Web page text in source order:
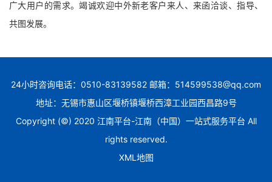
广大用户的需求。竭诚欢迎中外新老客户来人、来函洽谈、指导、
共图发展。
24小时咨询电话：0510-83139582 邮箱：514599538@qq.com
地址：无锡市惠山区堰桥镇堰桥西漳工业园西昌路9号
Copyright (©) 2020 江南平台-江南（中国）一站式服务平台 All
rights reserved.
XML地图